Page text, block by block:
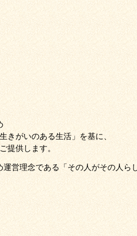
きがいのある生活」を基に、
提供します。
運営理念である 「その人がその人ら